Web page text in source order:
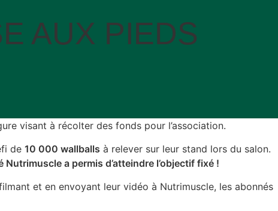
AUX PIEDS
visant à récolter des fonds pour l’association.
de 10 000 wallballs à relever sur leur stand lors du salon.
a permis d’atteindre l’objectif fixé !
et en envoyant leur vidéo à Nutrimuscle, les abonnés